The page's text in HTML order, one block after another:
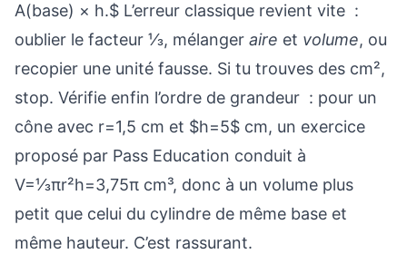
A(base) × h.$ L’erreur classique revient vite :
oublier le facteur ⅓, mélanger aire et volume, ou
recopier une unité fausse. Si tu trouves des cm²,
stop. Vérifie enfin l’ordre de grandeur : pour un
cône avec r=1,5 cm et $h=5$ cm, un exercice
proposé par Pass Education conduit à
V=⅓πr²h=3,75π cm³, donc à un volume plus
petit que celui du cylindre de même base et
même hauteur. C’est rassurant.